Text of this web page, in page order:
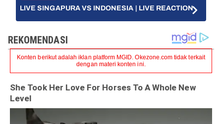
LIVE SINGAPURA VS INDONESIA | LIVE REACTION